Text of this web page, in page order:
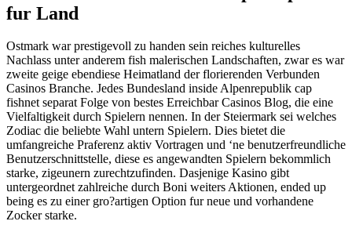
fur Land
Ostmark war prestigevoll zu handen sein reiches kulturelles
Nachlass unter anderem fish malerischen Landschaften, zwar es war
zweite geige ebendiese Heimatland der florierenden Verbunden
Casinos Branche. Jedes Bundesland inside Alpenrepublik cap
fishnet separat Folge von bestes Erreichbar Casinos Blog, die eine
Vielfaltigkeit durch Spielern nennen. In der Steiermark sei welches
Zodiac die beliebte Wahl untern Spielern. Dies bietet die
umfangreiche Praferenz aktiv Vortragen und ‘ne benutzerfreundliche
Benutzerschnittstelle, diese es angewandten Spielern bekommlich
starke, zigeunern zurechtzufinden. Dasjenige Kasino gibt
untergeordnet zahlreiche durch Boni weiters Aktionen, ended up
being es zu einer gro?artigen Option fur neue und vorhandene
Zocker starke.